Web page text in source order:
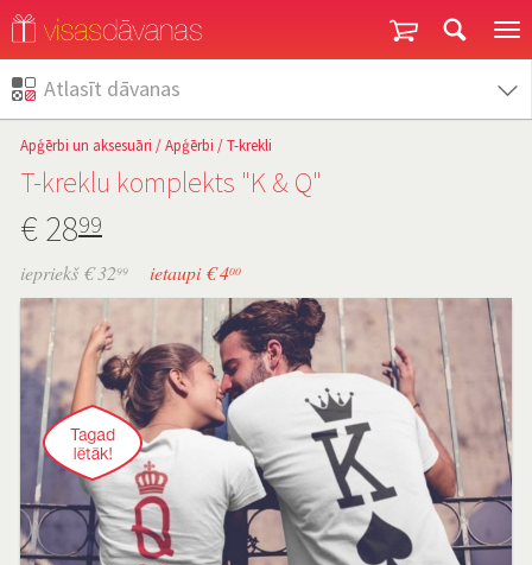
Atlasīt dāvanas
Apģērbi un aksesuāri /Apģērbi /T-krekli
T-kreklu komplekts "K & Q"
€2899
iepriekš € 3299 ietaupi € 400